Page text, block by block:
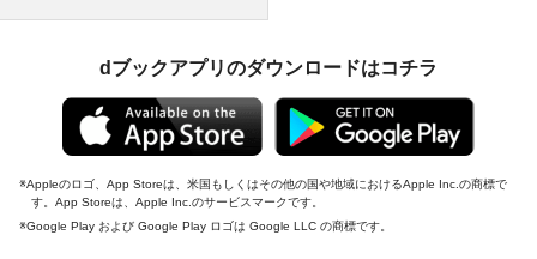
dブックアプリのダウンロードはコチラ
Appleのロゴ、App Storeは、米国もしくはその他の国や地域におけるApple Inc.の商標で
す。App Storeは、Apple Inc.のサービスマークです。
Google Play および Google Play ロゴは Google LLC の商標です。